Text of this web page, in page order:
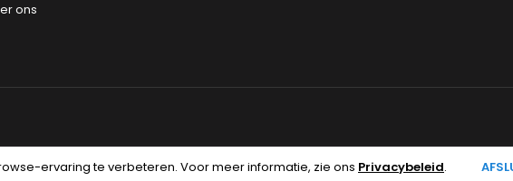
ons
ervaring te verbeteren. Voor meer informatie, zie ons Privacybeleid.
© Copyright 2026 cheapairsoft.eu. Alle rechten voorbehouden.